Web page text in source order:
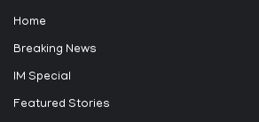
Home
Breaking News
IM Special
Featured Stories